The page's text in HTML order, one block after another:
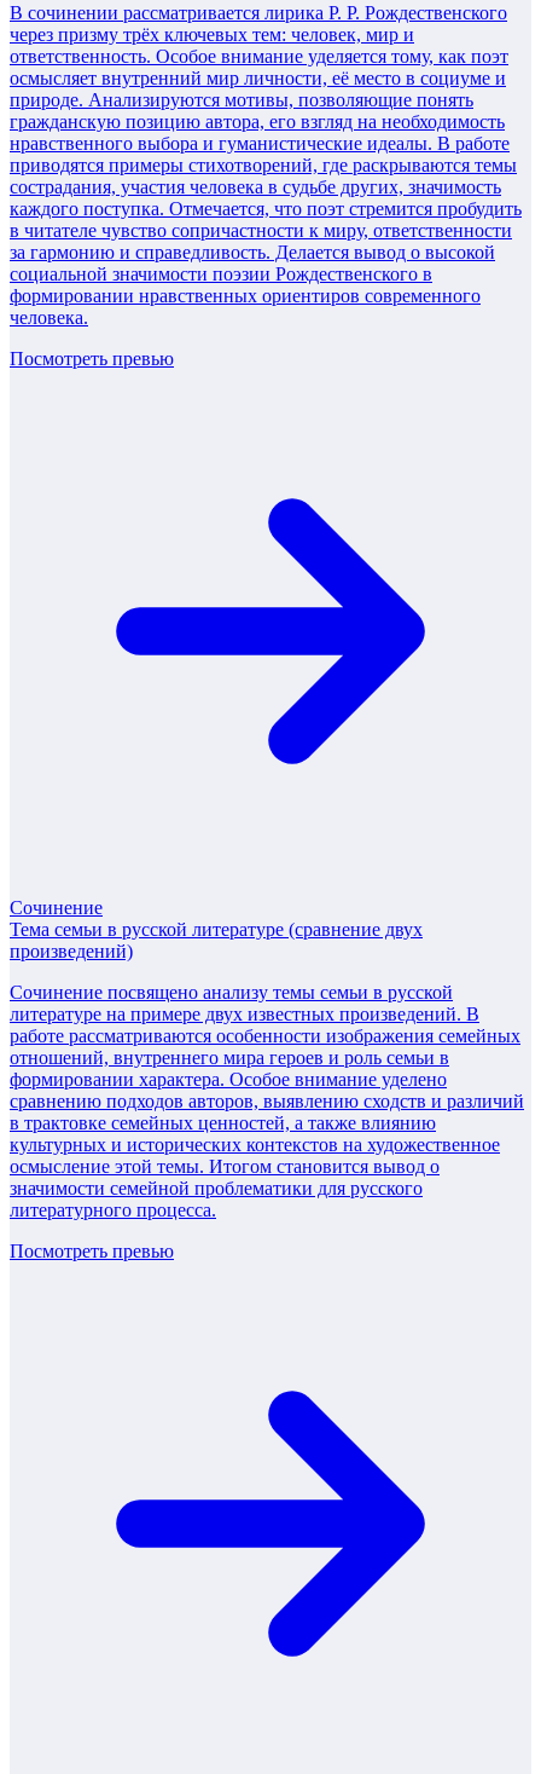
В сочинении рассматривается лирика Р. Р. Рождественского
через призму трёх ключевых тем: человек, мир и
ответственность. Особое внимание уделяется тому, как поэт
осмысляет внутренний мир личности, её место в социуме и
природе. Анализируются мотивы, позволяющие понять
гражданскую позицию автора, его взгляд на необходимость
нравственного выбора и гуманистические идеалы. В работе
приводятся примеры стихотворений, где раскрываются темы
сострадания, участия человека в судьбе других, значимость
каждого поступка. Отмечается, что поэт стремится пробудить
в читателе чувство сопричастности к миру, ответственности
за гармонию и справедливость. Делается вывод о высокой
социальной значимости поэзии Рождественского в
формировании нравственных ориентиров современного
человека.
Посмотреть превью
Сочинение
Тема семьи в русской литературе (сравнение двух
произведений)
Сочинение посвящено анализу темы семьи в русской
литературе на примере двух известных произведений. В
работе рассматриваются особенности изображения семейных
отношений, внутреннего мира героев и роль семьи в
формировании характера. Особое внимание уделено
сравнению подходов авторов, выявлению сходств и различий
в трактовке семейных ценностей, а также влиянию
культурных и исторических контекстов на художественное
осмысление этой темы. Итогом становится вывод о
значимости семейной проблематики для русского
литературного процесса.
Посмотреть превью